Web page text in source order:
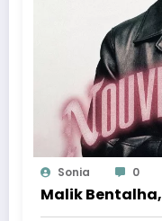
Sonia 0
Malik